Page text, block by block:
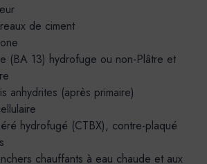
de ciment
(BA 13) hydrofuge ou non-Plâtre et
anhydrites (après primaire)
hydrofugé (CTBX), contre-plaqué
chauffants à eau chaude et aux